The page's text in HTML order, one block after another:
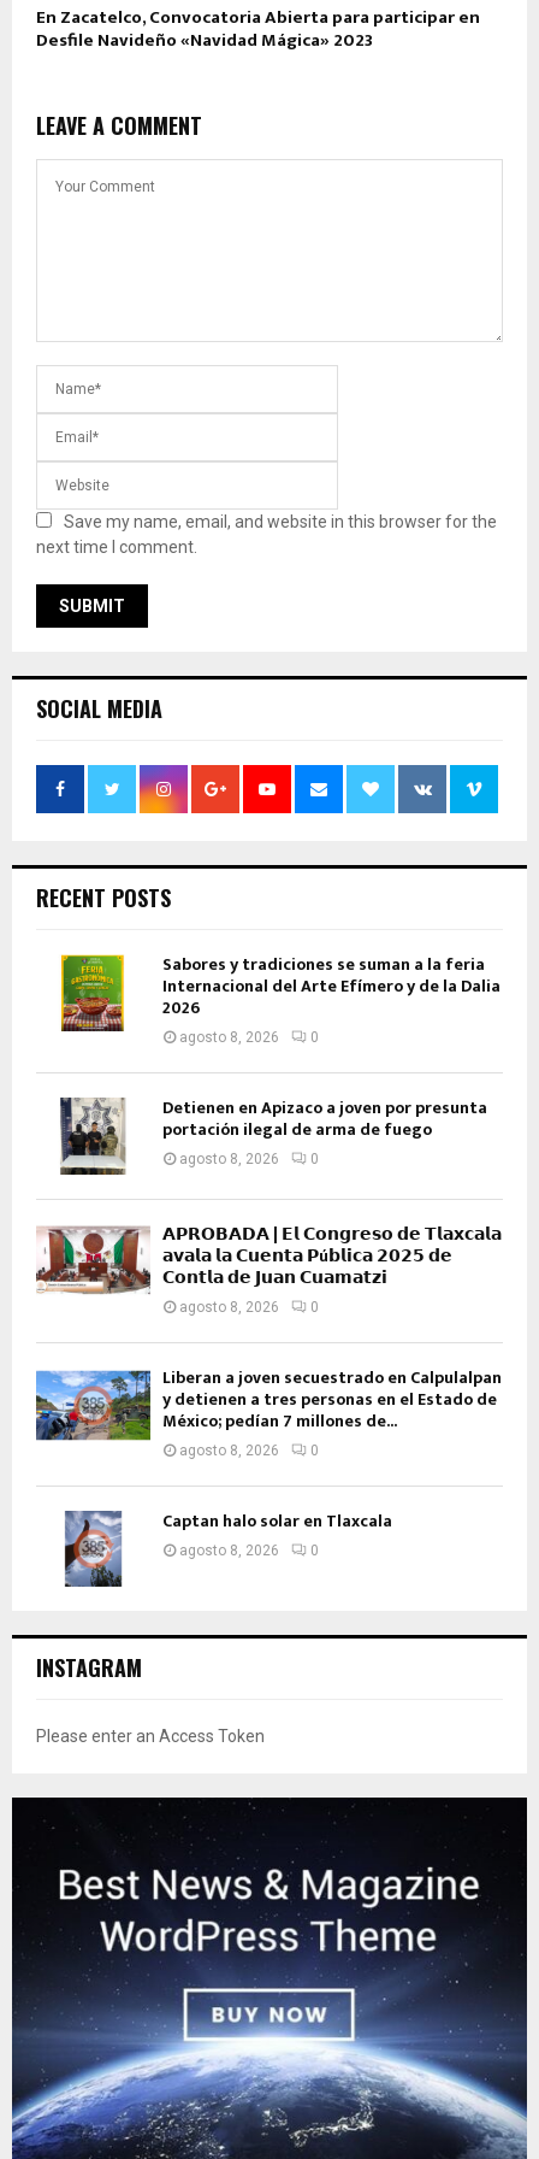
En Zacatelco, Convocatoria Abierta para participar en
Desfile Navideño «Navidad Mágica» 2023
LEAVE A COMMENT
Save my name, email, and website in this browser for the
next time I comment.
SOCIAL MEDIA
RECENT POSTS
Sabores y tradiciones se suman a la feria
Internacional del Arte Efímero y de la Dalia
2026
agosto 8, 2026 0
Detienen en Apizaco a joven por presunta
portación ilegal de arma de fuego
agosto 8, 2026 0
𝗔𝗣𝗥𝗢𝗕𝗔𝗗𝗔 | 𝗘𝗹 𝗖𝗼𝗻𝗴𝗿𝗲𝘀𝗼 𝗱𝗲 𝗧𝗹𝗮𝘅𝗰𝗮𝗹𝗮
𝗮𝘃𝗮𝗹𝗮 𝗹𝗮 𝗖𝘂𝗲𝗻𝘁𝗮 𝗣ú𝗯𝗹𝗶𝗰𝗮 𝟮𝟬𝟮𝟱 𝗱𝗲
𝗖𝗼𝗻𝘁𝗹𝗮 𝗱𝗲 𝗝𝘂𝗮𝗻 𝗖𝘂𝗮𝗺𝗮𝘁𝘇𝗶
agosto 8, 2026 0
Liberan a joven secuestrado en Calpulalpan
y detienen a tres personas en el Estado de
México; pedían 7 millones de...
agosto 8, 2026 0
Captan halo solar en Tlaxcala
agosto 8, 2026 0
INSTAGRAM
Please enter an Access Token